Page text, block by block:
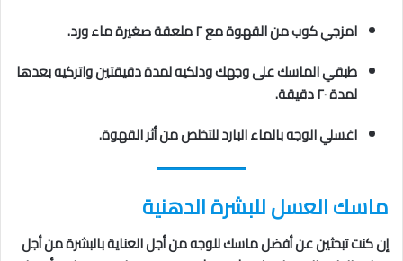
امزجي كوب من القهوة مع ٢ ملعقة صغيرة ماء ورد.
طبقي الماسك على وجهك ودلكيه لمدة دقيقتين واتركيه بعدها
لمدة ٢٠ دقيقة.
اغسلي الوجه بالماء البارد للتخلص من أثر القهوة.
ماسك العسل للبشرة الدهنية
إن كنت تبحثين عن أفضل ماسك للوجه من أجل العناية بالبشرة من أجل